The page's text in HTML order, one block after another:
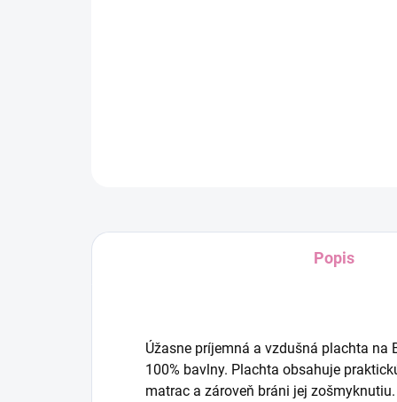
Popis
Úžasne príjemná a vzdušná plachta na
100% bavlny. Plachta obsahuje
matrac a zároveň bráni jej